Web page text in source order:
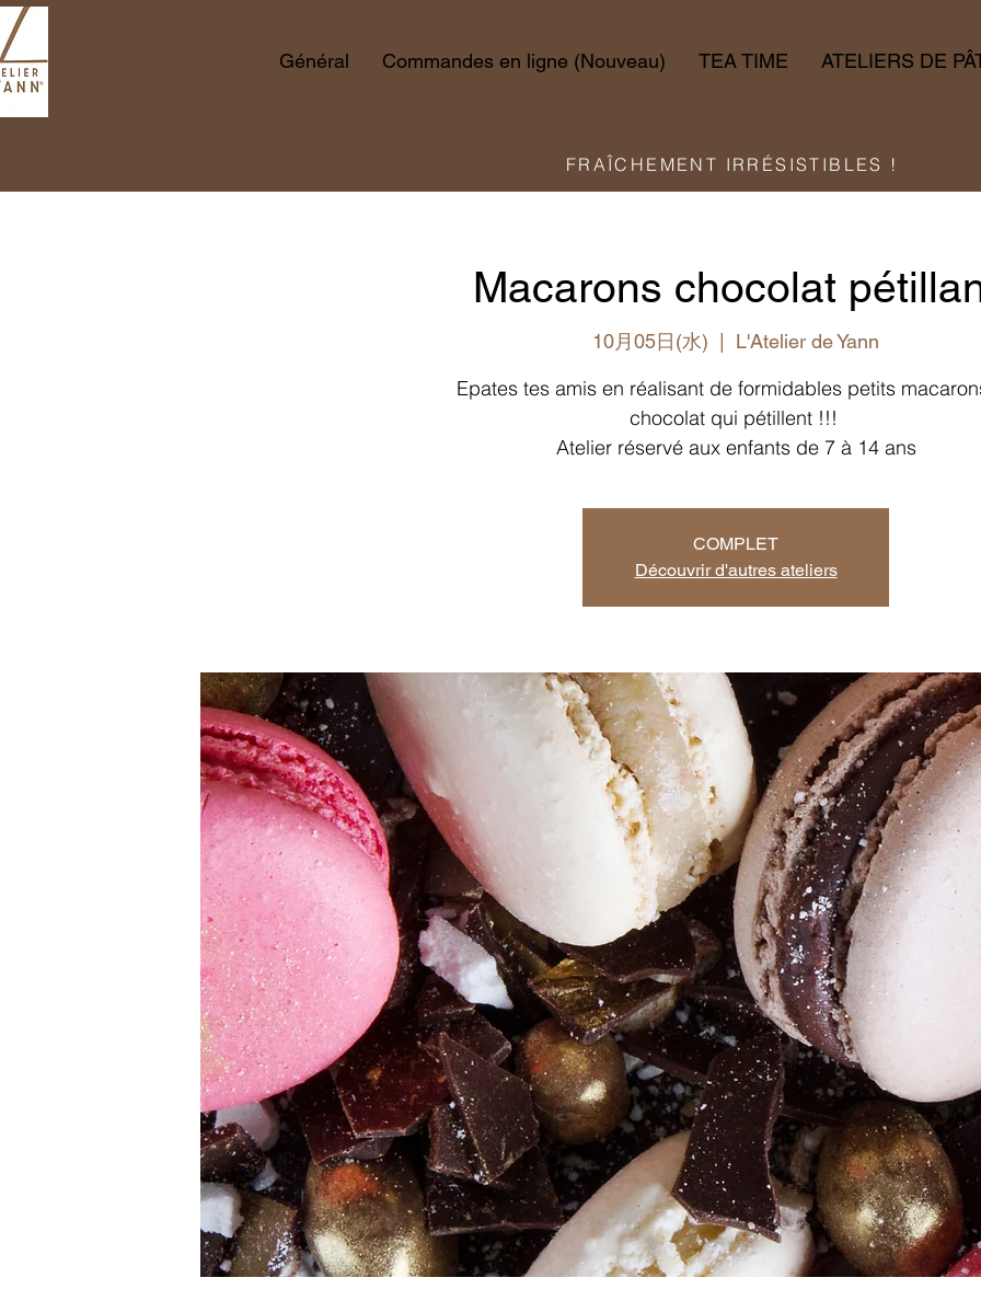
Général Commandes en ligne (Nouveau) TEA TIME ATELIERS DE
FRAÎCHEMENT IRRÉSISTIBLES !
Macarons chocolat
10月05日(水) L'Atelier de Yann
Epates tes amis en réalisant de formidables petits
chocolat qui pétillent !!!
Atelier réservé aux enfants de 7 à 14 ans
COMPLET
Découvrir d'autres ateliers